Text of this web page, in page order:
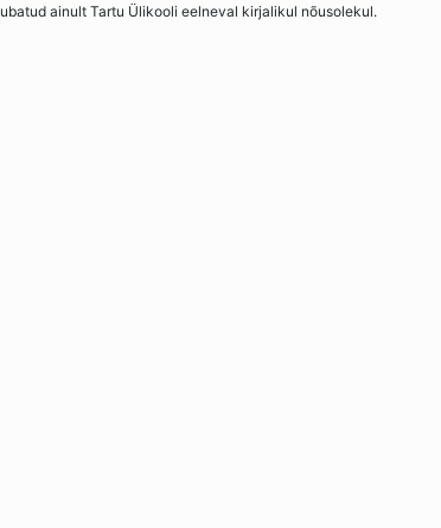
ainult Tartu Ülikooli eelneval kirjalikul nõusolekul.